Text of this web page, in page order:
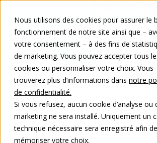
Nous utilisons des cookies pour assurer le
fonctionnement de notre site ainsi que –
votre consentement – à des fins de
de marketing. Vous pouvez accepter tous
cookies ou personnaliser votre choix. Vous
trouverez plus d’informations dans notre
de confidentialité.
Si vous refusez, aucun cookie d’analyse ou
marketing ne sera installé. Uniquement un
technique nécessaire sera enregistré afin de
mémoriser votre choix.
DEFR
Open menu